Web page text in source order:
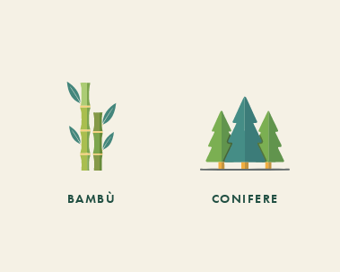
BAMBÙ CONIFERE